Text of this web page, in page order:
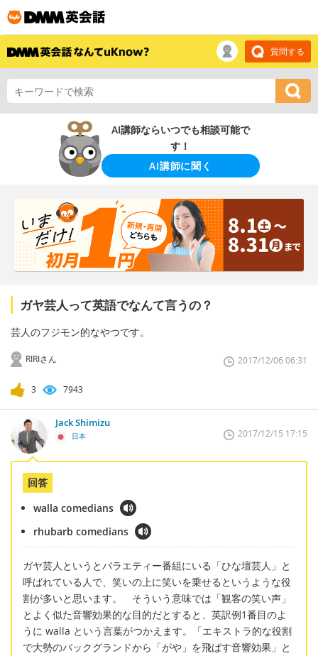
質問する
AI講師ならいつでも相談可能で
す！
AI講師に聞く
ガヤ芸人って英語でなんて言うの？
芸人のフジモン的なやつです。
RIRIさん 2017/12/06 06:31
3 7943
Jack Shimizu
日本 2017/12/15 17:15
回答
walla comedians
rhubarb comedians
ガヤ芸人というとバラエティー番組にいる「ひな壇芸人」と
呼ばれている人で、笑いの上に笑いを乗せるというような役
割が多いと思います。 そういう意味では「観客の笑い声」
とよく似た音響効果的な目的だとすると、英訳例1番目のよ
うに walla という言葉がつかえます。「エキストラ的な役割
で大勢のバックグランドから「がや」を飛ばす音響効果」と